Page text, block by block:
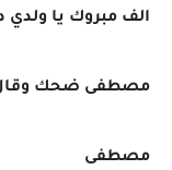
الف مبروك يا
مصطفى ضحك
مصطفى